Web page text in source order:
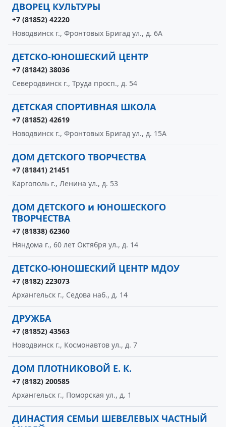
ДВОРЕЦ КУЛЬТУРЫ
+7 (81852) 42220
Новодвинск г., Фронтовых Бригад ул., д. 6А
ДЕТСКО-ЮНОШЕСКИЙ ЦЕНТР
+7 (81842) 38036
Северодвинск г., Труда просп., д. 54
ДЕТСКАЯ СПОРТИВНАЯ ШКОЛА
+7 (81852) 42619
Новодвинск г., Фронтовых Бригад ул., д. 15А
ДОМ ДЕТСКОГО ТВОРЧЕСТВА
+7 (81841) 21451
Каргополь г., Ленина ул., д. 53
ДОМ ДЕТСКОГО и ЮНОШЕСКОГО
ТВОРЧЕСТВА
+7 (81838) 62360
Няндома г., 60 лет Октября ул., д. 14
ДЕТСКО-ЮНОШЕСКИЙ ЦЕНТР МДОУ
+7 (8182) 223073
Архангельск г., Седова наб., д. 14
ДРУЖБА
+7 (81852) 43563
Новодвинск г., Космонавтов ул., д. 7
ДОМ ПЛОТНИКОВОЙ Е. К.
+7 (8182) 200585
Архангельск г., Поморская ул., д. 1
ДИНАСТИЯ СЕМЬИ ШЕВЕЛЕВЫХ ЧАСТНЫЙ